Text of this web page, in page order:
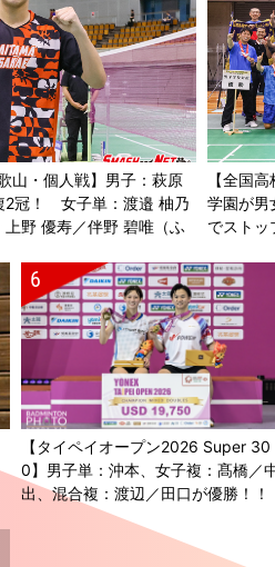
山・個人戦】男子：萩原
2冠！ 女子単：渡邉 柚乃
上野 優寿／伴野 碧唯（ふ
【全国
学園が
でストッ
【タイペイオープン2026 Super 30
0】男子単：沖本、女子複：髙橋／
出、混合複：渡辺／田口が優勝！！